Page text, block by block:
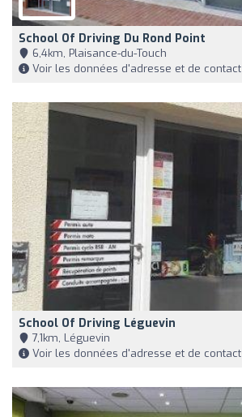
School Of Driving Du Rond Point
6,4km, Plaisance-du-Touch
Voir les données d'adresse et de contact
School Of Driving Léguevin
7,1km, Léguevin
Voir les données d'adresse et de contact